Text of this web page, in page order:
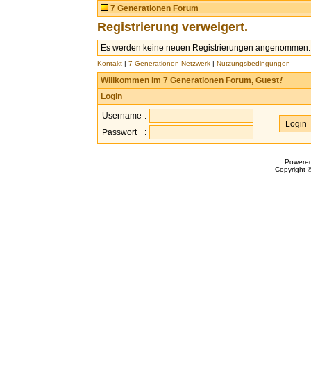
7 Generationen Forum
Registrierung verweigert.
Es werden keine neuen Registrierungen angenommen.
Kontakt | 7 Generationen Netzwerk | Nutzungsbedingungen
Willkommen im 7 Generationen Forum, Guest!
Login
Username :
Passwort
:
Copyright